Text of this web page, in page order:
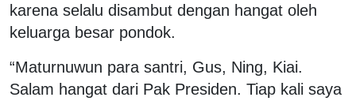
karena selalu disambut dengan hangat oleh
keluarga besar pondok.
“Maturnuwun para santri, Gus, Ning, Kiai.
Salam hangat dari Pak Presiden. Tiap kali saya